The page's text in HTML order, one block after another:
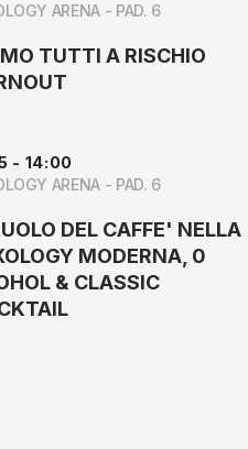
ARENA - PAD. 6
TUTTI A RISCHIO
- 14:00
ARENA - PAD. 6
DEL CAFFE' NELLA
MODERNA, 0
& CLASSIC